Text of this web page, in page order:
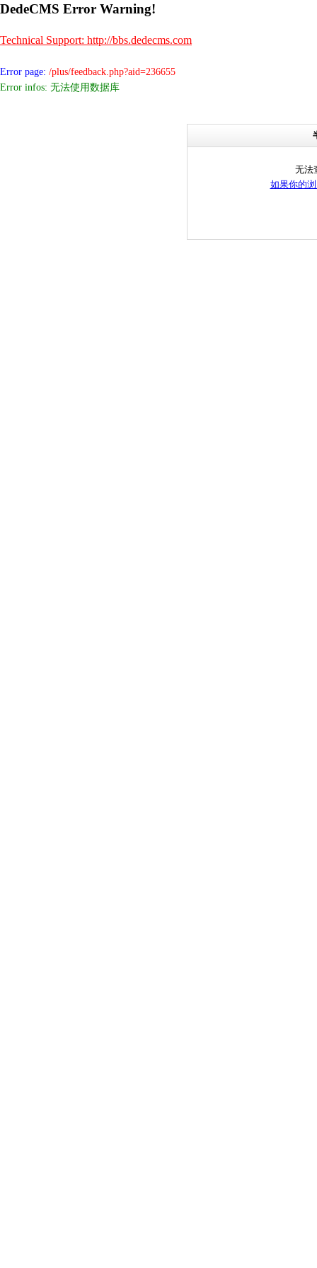
DedeCMS Error Warning!
Technical Support: http://bbs.dedecms.com
Error page: /plus/feedback.php?aid=236655
Error infos: 无法使用数据库
无法
如果你的